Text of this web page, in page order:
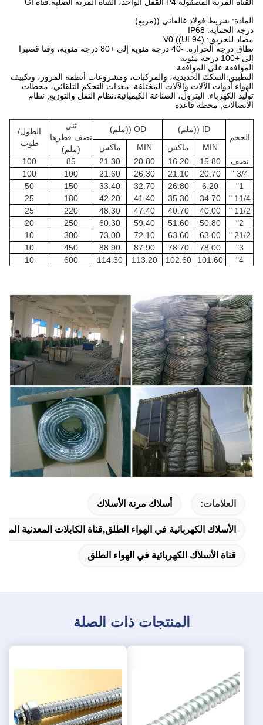
المادة: شريط فولاذ غالفاني ((مربع)
درجة الحماية: IP68
مضاد للحريق: V0 ((UL94)
نطاق درجة الحرارة: -40 درجة مئوية إلى +80 درجة مئوية، وقتا قصيرا
إلى +100 درجة مئوية
الموافقة على الموافقة
التطبيق:السكك الحديدية، والمركبات، ومشروعات أنظمة المرور، وتكييف
الهواء.أدوات الآلات والآلات المختلفة. معدات التحكم التلقائي، محطات
توليد الكهرباء. البترول، الصناعة الكيميائية،نظام النقل والتوزيع, نظام
الاتصالات, محطة قاعدة
الحجم
ID ((ملم) OD ((ملم)
ثني
نصف قطرها
(ملم)
الطول/
طوب
MIN ماكس MIN
ماكس
نصف
15.80
16.20
20.80
21.30
85
100
3/4 "
20.70
21.10
26.30
21.60
100
100
1"
6.20
26.80
32.70
33.40
150
50
11/4 "
34.70
35.30
41.40
42.20
180
25
11/2 "
40.00
40.70
47.40
48.30
220
25
2"
50.80
51.60
59.40
60.30
250
20
21/2 "
63.00
63.60
72.10
73.00
300
10
3"
78.00
78.70
87.90
88.90
450
10
4"
101.60
102.60
113.20
114.30
600
10
العلامات: أسلاك مرنة الأسلاك
الأسلاك الكهربائية في الهواء الطلق,قناة الكابلات المعدنية
قناة الأسلاك الكهربائية في الهواء الطلق
المنتجات ذات الصلة